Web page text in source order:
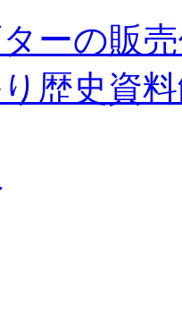
ーの販
歴史資